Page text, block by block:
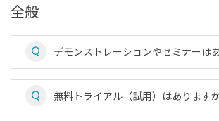
全般
デモンストレーションやセミナーは
無料トライアル（試用）はあります